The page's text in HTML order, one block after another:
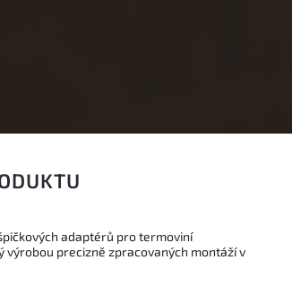
adaptérů pro termoviní
výrobou precizně zpracovaných montáží v